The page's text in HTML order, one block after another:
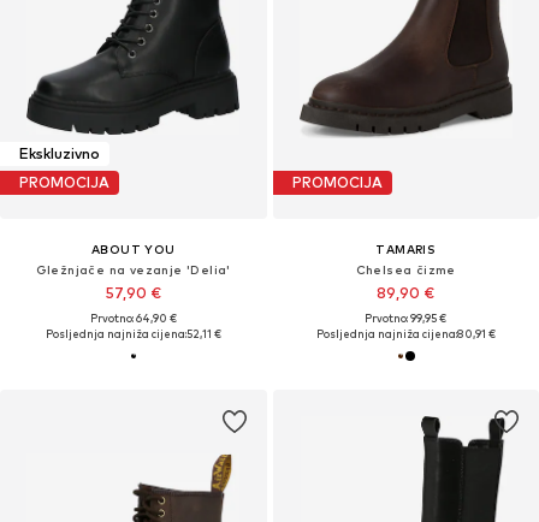
Ekskluzivno
PROMOCIJA
ABOUT YOU
Gležnjače na vezanje 'Delia'
57,90 €
Prvotno: 64,90 €
Posljednja najniža cijena:52,11 €
PROMOCIJA
TAMARIS
Chelsea čizme
89,90 €
Prvotno: 99,95 €
Posljednja najniža cijena:80,91 €